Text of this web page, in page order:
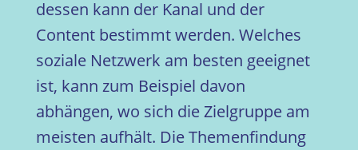
dessen kann der Kanal und der
Content bestimmt werden. Welches
soziale Netzwerk am besten geeignet
ist, kann zum Beispiel davon
abhängen, wo sich die Zielgruppe am
meisten aufhält. Die Themenfindung